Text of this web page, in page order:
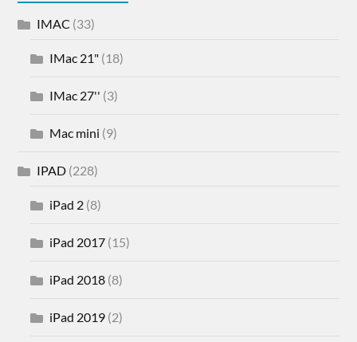
IMAC (33)
IMac 21" (18)
IMac 27'' (3)
Mac mini (9)
IPAD (228)
iPad 2 (8)
iPad 2017 (15)
iPad 2018 (8)
iPad 2019 (2)